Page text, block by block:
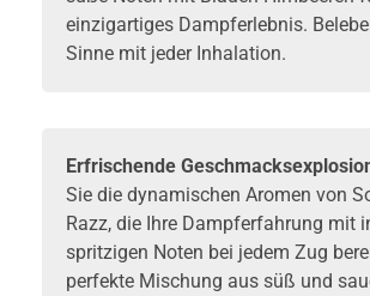
einzigartiges Dampferlebnis.
Sinne mit jeder Inhalation.
Erfrischende
Sie die dynamischen Aromen von
Razz, die Ihre Dampferfahrung mit
spritzigen Noten bei jedem Zug
perfekte Mischung aus süß und